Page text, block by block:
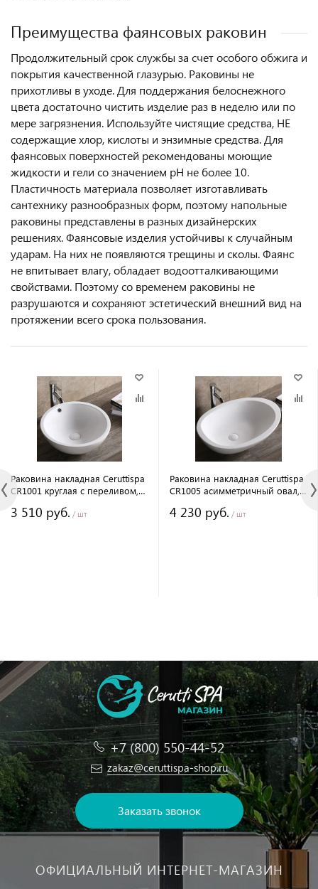
Преимущества фаянсовых раковин
Продолжительный срок службы за счет особого обжига и
покрытия качественной глазурью. Раковины не
прихотливы в уходе. Для поддержания белоснежного
цвета достаточно чистить изделие раз в неделю или по
мере загрязнения. Используйте чистящие средства, НЕ
содержащие хлор, кислоты и энзимные средства. Для
фаянсовых поверхностей рекомендованы моющие
жидкости и гели со значением pH не более 10.
Пластичность материала позволяет изготавливать
сантехнику разнообразных форм, поэтому напольные
раковины представлены в разных дизайнерских
решениях. Фаянсовые изделия устойчивы к случайным
ударам. На них не появляются трещины и сколы. Фаянс
не впитывает влагу, обладает водоотталкивающими
свойствами. Поэтому со временем раковины не
разрушаются и сохраняют эстетический внешний вид на
протяжении всего срока пользования.
Раковина накладная Ceruttispa
CR1001 круглая с переливом,
3 510 руб. / шт
Раковина накладная Ceruttispa
CR1005 асимметричный овал,
4 230 руб. / шт
+7 (800) 550-44-52
zakaz@ceruttispa-shop.ru
Заказать звонок
ОФИЦИАЛЬНЫЙ ИНТЕРНЕТ-МАГАЗИН